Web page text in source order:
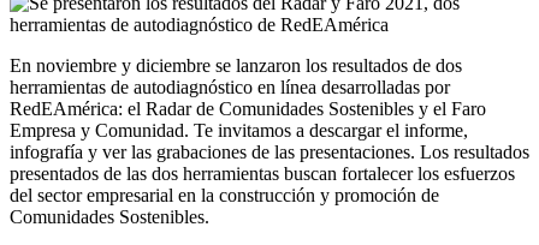
En noviembre y diciembre se lanzaron los resultados de dos
herramientas de autodiagnóstico en línea desarrolladas por
RedEAmérica: el Radar de Comunidades Sostenibles y el Faro
Empresa y Comunidad. Te invitamos a descargar el informe,
infografía y ver las grabaciones de las presentaciones. Los resultados
presentados de las dos herramientas buscan fortalecer los esfuerzos
del sector empresarial en la construcción y promoción de
Comunidades Sostenibles.